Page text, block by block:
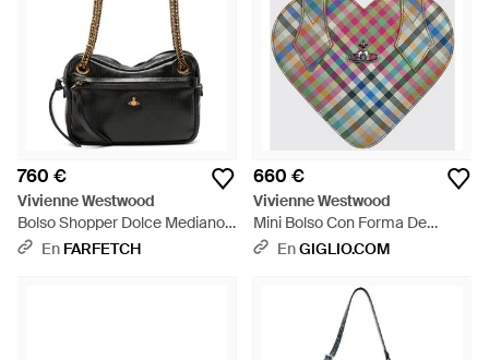
760 €
Vivienne Westwood
Bolso Shopper Dolce Mediano
Con Placa De Orbe Y Correa
En FARFETCH
660 €
Vivienne Westwood
Mini Bolso Con Forma De
Corazón Josephine De Tartán
EnGIGLIO.COM